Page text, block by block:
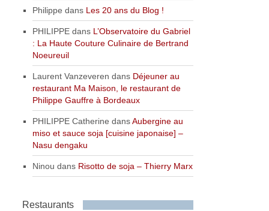
Philippe dans Les 20 ans du Blog !
PHILIPPE dans L’Observatoire du Gabriel
: La Haute Couture Culinaire de Bertrand
Noeureuil
Laurent Vanzeveren dans Déjeuner au
restaurant Ma Maison, le restaurant de
Philippe Gauffre à Bordeaux
PHILIPPE Catherine dansAubergine au
miso et sauce soja [cuisine japonaise] –
Nasu dengaku
Ninou dans Risotto de soja – Thierry Marx
Restaurants